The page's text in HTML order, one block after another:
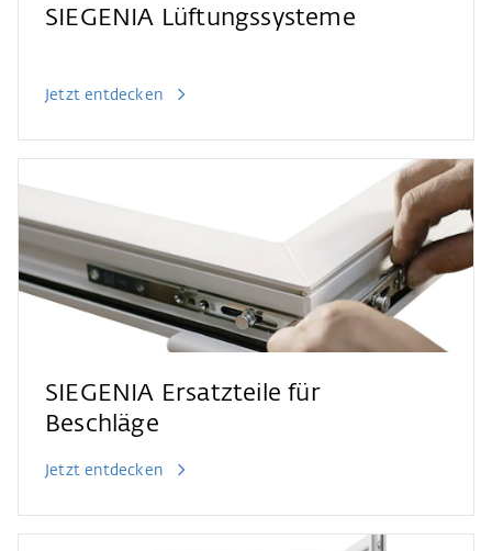
SIEGENIA Lüftungssysteme
Jetzt entdecken
SIEGENIA Ersatzteile für
Beschläge
Jetzt entdecken